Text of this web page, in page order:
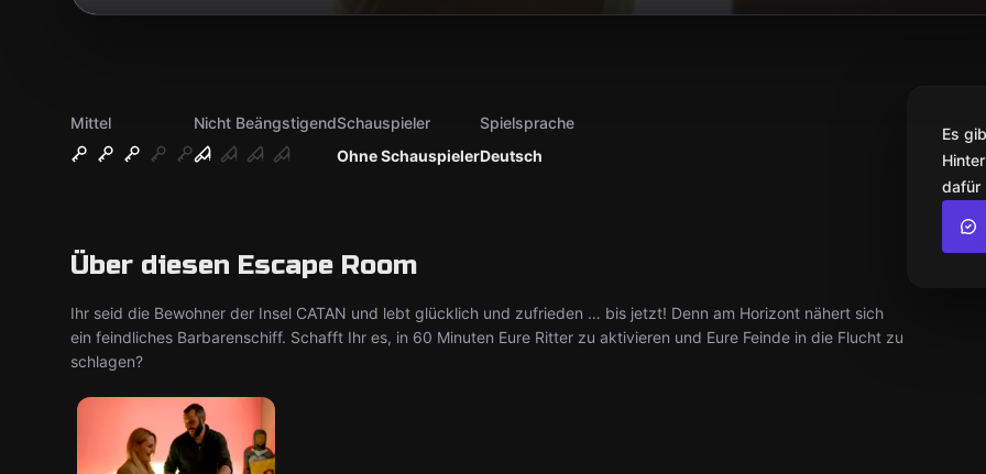
Mittel
Nicht Beängstigend
Ohne Schauspieler
Schauspieler
Deutsch
Spielsprache
Über diesen Escape Room
Ihr seid die Bewohner der Insel CATAN und lebt glücklich und zufrieden … bis jetzt! Denn am Horizont nähert sich
ein feindliches Barbarenschiff. Schafft Ihr es, in 60 Minuten Eure Ritter zu aktivieren und Eure Feinde in die Flucht zu
schlagen?
Es
dafür